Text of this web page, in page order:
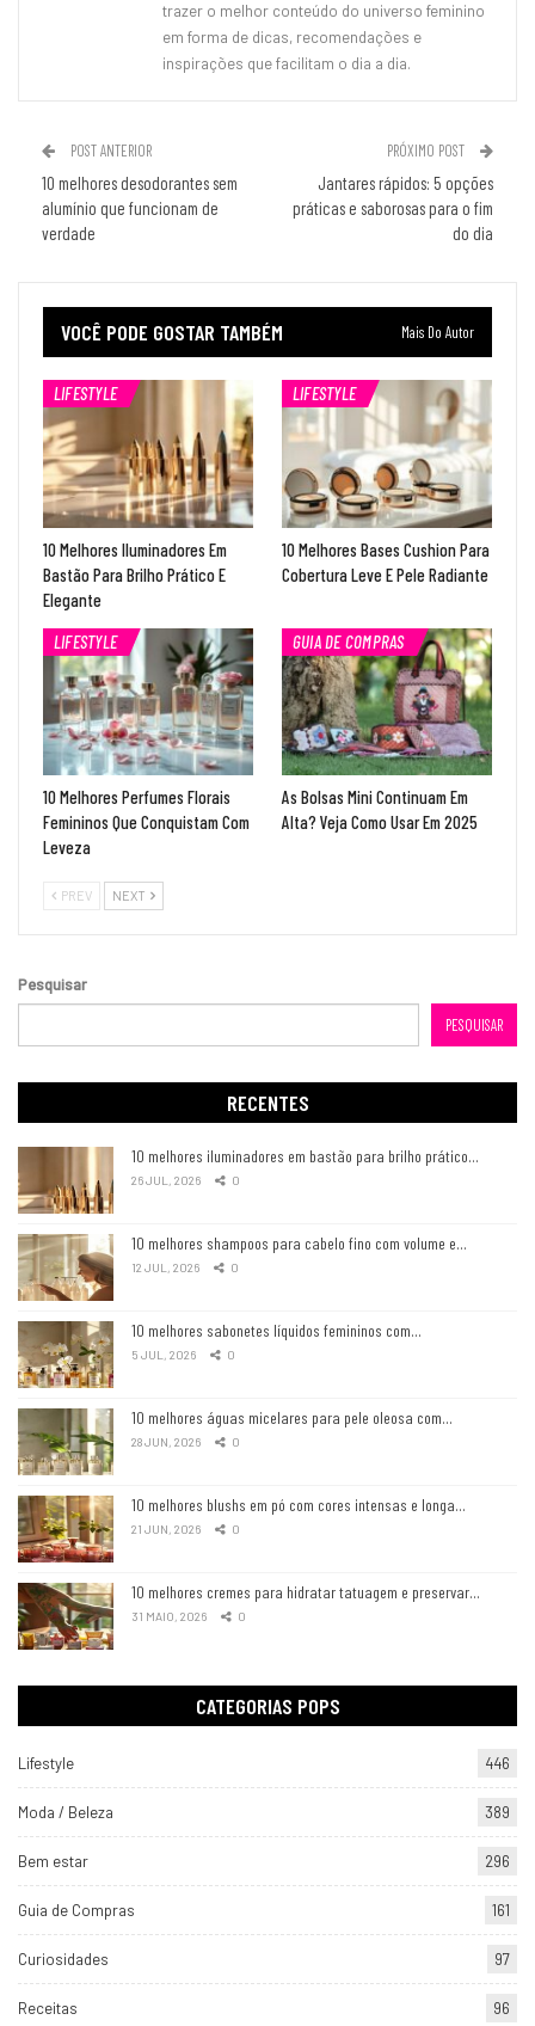
trazer o melhor conteúdo do universo feminino
em forma de dicas, recomendações e
inspirações que facilitam o dia a dia.
POST ANTERIOR
10 melhores desodorantes sem
alumínio que funcionam de
verdade
PRÓXIMO POST
Jantares rápidos: 5 opções
práticas e saborosas para o fim
do dia
VOCÊ PODE GOSTAR TAMBÉM Mais Do Autor
LIFESTYLE
10 Melhores Iluminadores Em
Bastão Para Brilho Prático E
Elegante
LIFESTYLE
10 Melhores Bases Cushion Para
Cobertura Leve E Pele Radiante
LIFESTYLE
10 Melhores Perfumes Florais
Femininos Que Conquistam Com
Leveza
GUIA DE COMPRAS
As Bolsas Mini Continuam Em
Alta? Veja Como Usar Em 2025
PREV NEXT
Pesquisar
PESQUISAR
RECENTES
10 melhores iluminadores em bastão para brilho prático…
26 JUL, 2026 0
10 melhores shampoos para cabelo fino com volume e…
12 JUL, 2026 0
10 melhores sabonetes líquidos femininos com…
5 JUL, 2026 0
10 melhores águas micelares para pele oleosa com…
28 JUN, 2026 0
10 melhores blushs em pó com cores intensas e longa…
21 JUN, 2026 0
10 melhores cremes para hidratar tatuagem e preservar…
31 MAIO, 2026 0
CATEGORIAS POPS
Lifestyle 446
Moda / Beleza 389
Bem estar 296
Guia de Compras 161
Curiosidades 97
Receitas 96